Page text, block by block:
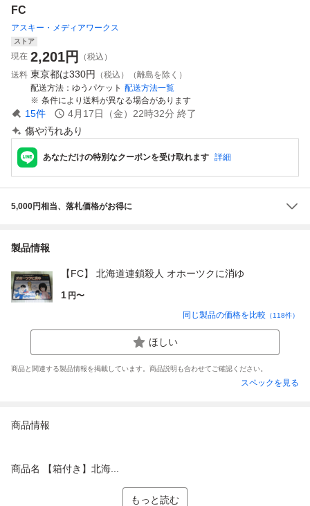
FC
アスキー・メディアワークス
ストア
現在 2,201円
（税込）
送料 東京都は330円
（税込）（離島を除く）
配送方法
ゆうパケット 配送方法一覧
条件により送料が異なる場合があります
15件 4月17日（金）22時32分 終了
傷や汚れあり
あなただけの特別なクーポンを受け取れます 詳細
5,000円相当、落札価格がお得に
製品情報
【FC】 北海道連鎖殺人 オホーツクに消ゆ
1 円〜
同じ製品の価格を比較 （118件）
ほしい
商品と関連する製品情報を掲載しています。商品説明も合わせてご確認ください。
スペックを見る
商品情報
商品名 【箱付き】北海...
もっと読む